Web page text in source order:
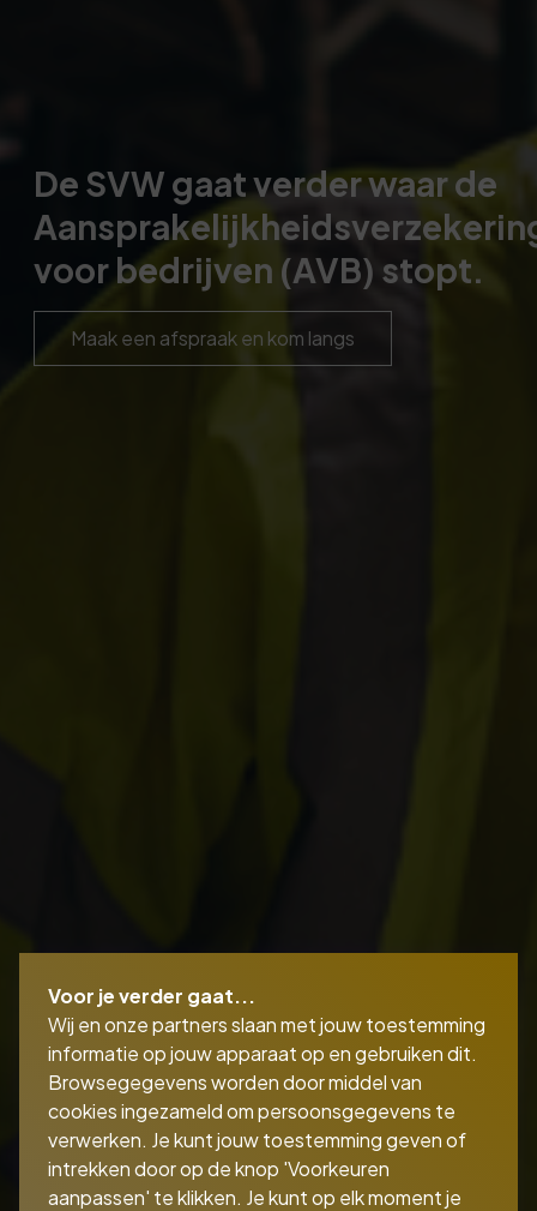
De SVW gaat verder waar de
voor bedrijven (AVB) stopt.
Maak een afspraak en kom langs
Voor je verder gaat...
Wij en onze partners slaan met jouw toestemming
informatie op jouw apparaat op en gebruiken dit.
Browsegegevens worden door middel van
cookies ingezameld om persoonsgegevens te
verwerken. Je kunt jouw toestemming geven of
intrekken door op de knop 'Voorkeuren
aanpassen' te klikken. Je kunt op elk moment je